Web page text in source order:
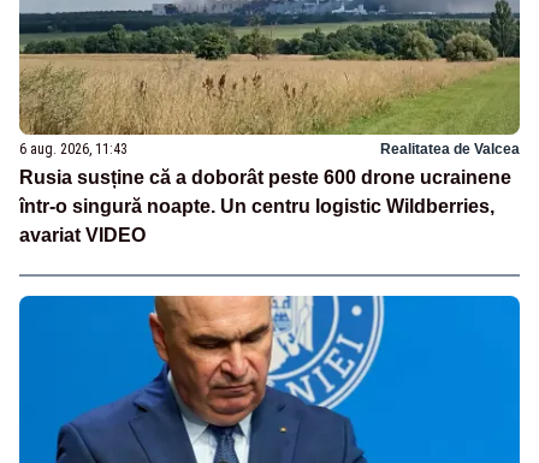
6 aug. 2026, 11:43 Realitatea de Valcea
Rusia susține că a doborât peste 600 drone ucrainene
într-o singură noapte. Un centru logistic Wildberries,
avariat VIDEO